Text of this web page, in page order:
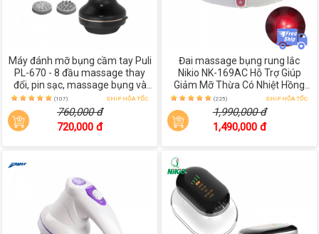
Máy đánh mỡ bụng cầm tay Puli
PL-670 - 8 đầu massage thay
đổi, pin sạc, massage bụng và
toàn thân tại nhà
(107) SHIP HỎA TỐC
760,000 đ
720,000 đ
Đai massage bụng rung lắc
Nikio NK-169AC Hỗ Trợ Giúp
Giảm Mỡ Thừa Có Nhiệt Hồng
Ngoại
(225) SHIP HỎA TỐC
1,990,000 đ
1,490,000 đ